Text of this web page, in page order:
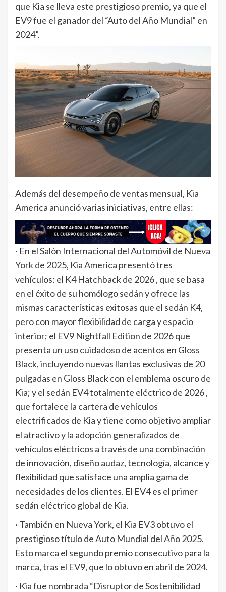
que Kia se lleva este prestigioso premio, ya que el
EV9 fue el ganador del “Auto del Año Mundial” en
2024”.
Además del desempeño de ventas mensual, Kia
America anunció varias iniciativas, entre ellas:
· En el Salón Internacional del Automóvil de Nueva
York de 2025, Kia America presentó tres
vehículos: el K4 Hatchback de 2026 , que se basa
en el éxito de su homólogo sedán y ofrece las
mismas características exitosas que el sedán K4,
pero con mayor flexibilidad de carga y espacio
interior; el EV9 Nightfall Edition de 2026 que
presenta un uso cuidadoso de acentos en Gloss
Black, incluyendo nuevas llantas exclusivas de 20
pulgadas en Gloss Black con el emblema oscuro de
Kia; y el sedán EV4 totalmente eléctrico de 2026 ,
que fortalece la cartera de vehículos
electrificados de Kia y tiene como objetivo ampliar
el atractivo y la adopción generalizados de
vehículos eléctricos a través de una combinación
de innovación, diseño audaz, tecnología, alcance y
flexibilidad que satisface una amplia gama de
necesidades de los clientes. El EV4 es el primer
sedán eléctrico global de Kia.
· También en Nueva York, el Kia EV3 obtuvo el
prestigioso título de Auto Mundial del Año 2025.
Esto marca el segundo premio consecutivo para la
marca, tras el EV9, que lo obtuvo en abril de 2024.
· Kia fue nombrada “Disruptor de Sostenibilidad